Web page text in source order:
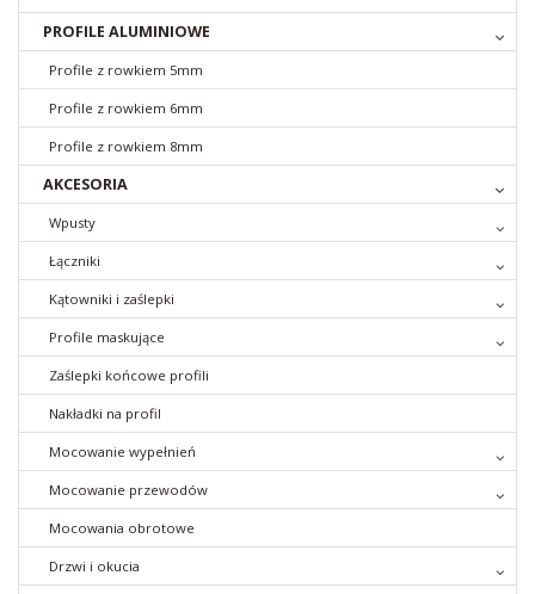
PROFILE ALUMINIOWE
Profile z rowkiem 5mm
Profile z rowkiem 6mm
Profile z rowkiem 8mm
AKCESORIA
Wpusty
Łączniki
Kątowniki i zaślepki
Profile maskujące
Zaślepki końcowe profili
Nakładki na profil
Mocowanie wypełnień
Mocowanie przewodów
Mocowania obrotowe
Drzwi i okucia